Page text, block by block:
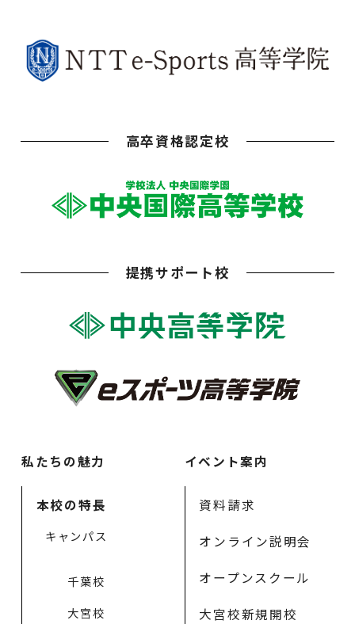
高卒資格認定校
提携サポート校
私たちの魅力
本校の特長
キャンパス
千葉校
大宮校
イベント案内
資料請求
オンライン説明会
オープンスクール
大宮校新規開校